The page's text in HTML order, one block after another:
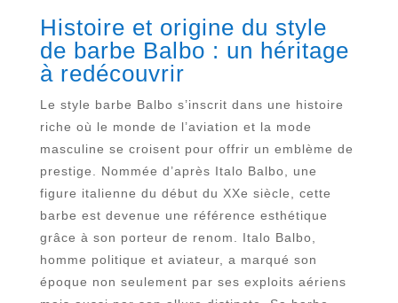
Histoire et origine du style
de barbe Balbo : un héritage
à redécouvrir
Le style barbe Balbo s’inscrit dans une histoire
riche où le monde de l’aviation et la mode
masculine se croisent pour offrir un emblème de
prestige. Nommée d’après Italo Balbo, une
figure italienne du début du XXe siècle, cette
barbe est devenue une référence esthétique
grâce à son porteur de renom. Italo Balbo,
homme politique et aviateur, a marqué son
époque non seulement par ses exploits aériens